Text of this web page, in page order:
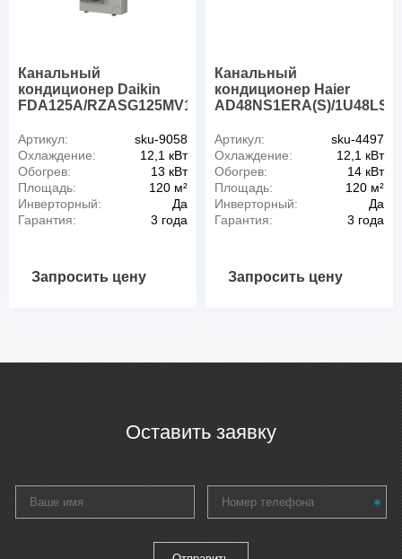
Канальный
кондиционер Daikin
FDA125A/RZASG125MV1
Артикул:
sku-9058
Охлаждение:
12,1 кВт
Обогрев:
13 кВт
Площадь:
120 м²
Инверторный:
Да
Гарантия:
3 года
Запросить цену
Канальный
кондиционер Haier
AD48NS1ERA(S)/
Артикул:
sku-4497
Охлаждение:
12,1 кВт
Обогрев:
14 кВт
Площадь:
120 м²
Инверторный:
Да
Гарантия:
3 года
Запросить цену
Оставить заявку